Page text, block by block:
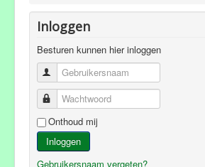
Inloggen
Besturen kunnen hier inloggen
Gebruikersnaam
Wachtwoord
Onthoud mij
Inloggen
Gebruikersnaam vergeten?